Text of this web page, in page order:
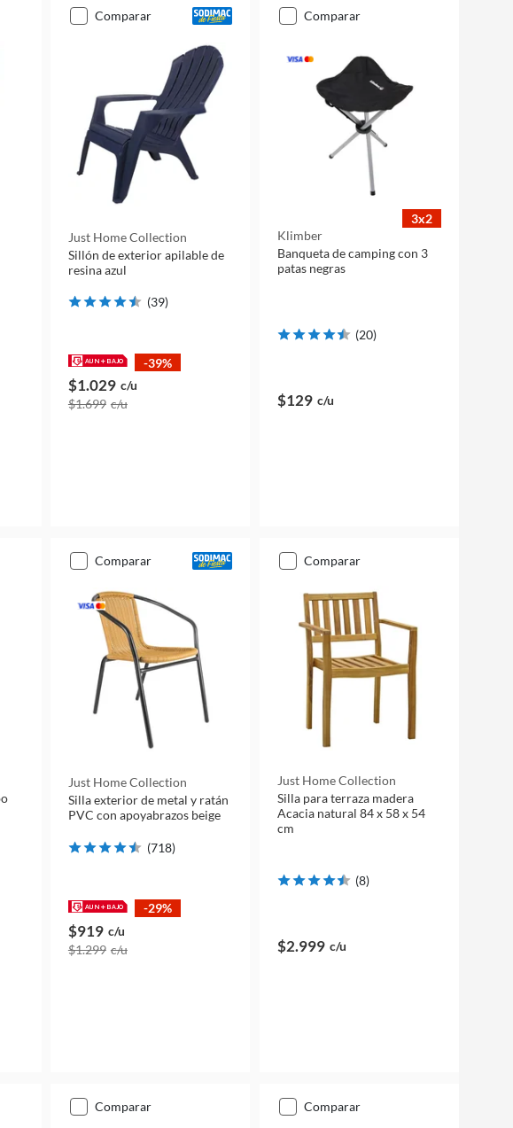
comparar
Just Home Collection
Sillón de exterior apilable de
resina azul
(39)
-39%
$1.029 c/u
$1.699 c/u
comparar
3x2
Klimber
Banqueta de camping con 3
patas negras
(20)
$129 c/u
comparar
Just Home Collection
Silla exterior de metal y ratán
PVC con apoyabrazos beige
(718)
-29%
$919 c/u
$1.299 c/u
comparar
Just Home Collection
Silla para terraza madera
Acacia natural 84 x 58 x 54
cm
(8)
$2.999 c/u
comparar comparar